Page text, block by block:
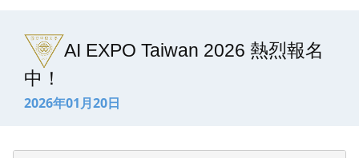
AI EXPO Taiwan 2026 熱烈報名
中！
2026年01月20日